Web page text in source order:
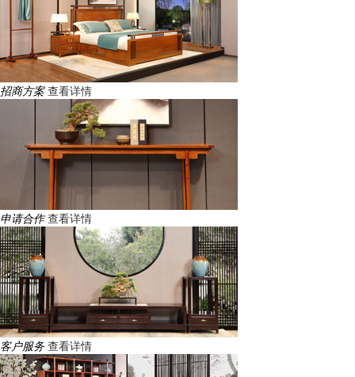
招商方案 查看详情
申请合作 查看详情
客户服务 查看详情